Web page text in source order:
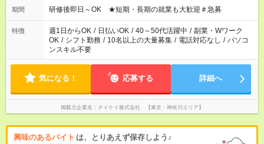
期間 研修後即日～OK ★短期・長期の就業も大歓迎＃急募
特徴 週1日からOK / 日払いOK / 40～50代活躍中 / 副業・Wワーク
OK / シフト勤務 / 10名以上の大量募集 / 電話対応なし / パソコ
ンスキル不要
気になる！ 応募する 詳細へ
掲載元企業名 テイケイ株式会社 【東京・神奈川エリア】
興味のあるバイト は、とりあえず保存しよう♪